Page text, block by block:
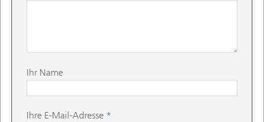
Ihr Name
Ihre E-Mail-Adresse *